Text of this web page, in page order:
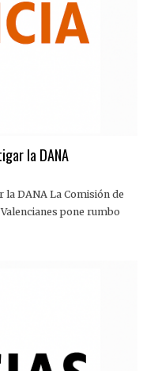
la DANA
DANA La Comisión de
pone rumbo